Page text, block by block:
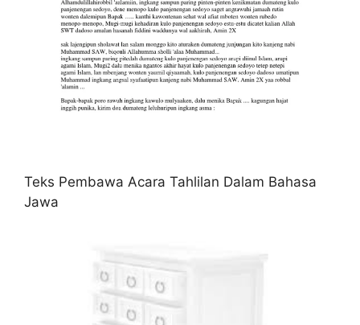
Teks Pembawa Acara Tahlilan Dalam Bahasa
Jawa